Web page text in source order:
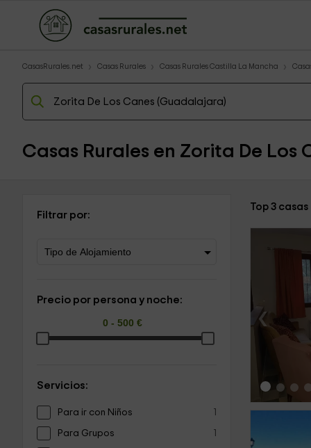
CasasRurales.net Casas Rurales Casas Rurales Castilla La Mancha
Casas Rurales en Zorita De Los
Filtrar por:
Precio por persona y noche:
Servicios:
Para ir con Niños 1
Para Grupos 1
Top 3
‹